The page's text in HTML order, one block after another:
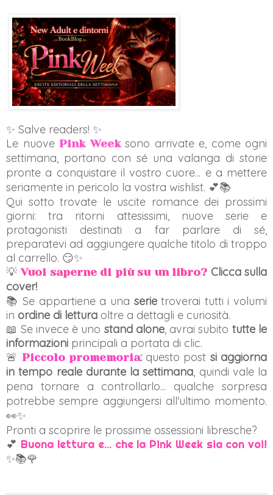
✨ Salve readers! ✨
Le nuove Pink Week sono arrivate e, come ogni
settimana, portano con sé una valanga di storie
pronte a conquistare il vostro cuore... e a mettere
seriamente in pericolo la vostra wishlist. 💕📚
Qui sotto trovate le uscite romance dei prossimi
giorni: tra ritorni attesissimi, nuove serie e
protagonisti destinati a far parlare di sé,
preparatevi ad aggiungere qualche titolo di troppo
al carrello. 😏✨
💡 Vuoi saperne di più su un libro? Clicca sulla
cover!
📚 Se appartiene a una serietroverai tutti i volumi
in ordine di lettura oltre a dettagli e curiosità.
📖 Se invece è uno stand alone, avrai subito tutte le
informazioni principali a portata di clic.
🚨 Piccolo promemoria:questo post si aggiorna
in tempo reale durante la settimana, quindi vale la
pena tornare a controllarlo... qualche sorpresa
potrebbe sempre aggiungersi all'ultimo momento.
👀✨
Pronti a scoprire le prossime ossessioni libresche?
💕 Buona lettura e... che la Pink Week sia con voi!
✨📚🌹